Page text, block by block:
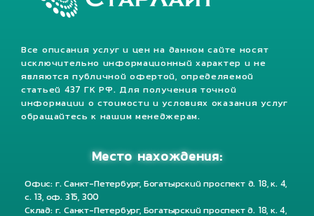
Все описания услуг и цен на данном сайте носят
исключительно информационный характер и не
являются публичной офертой, определяемой
статьей 437 ГК РФ. Для получения точной
информации о стоимости и условиях оказания услуг
обращайтесь к нашим менеджерам.
Место нахождения:
Офис: г. Санкт-Петербург, Богатырский проспект д. 18, к. 4,
с. 13, оф. 315, 300
Склад: г. Санкт-Петербург, Богатырский проспект д. 18, к. 4,